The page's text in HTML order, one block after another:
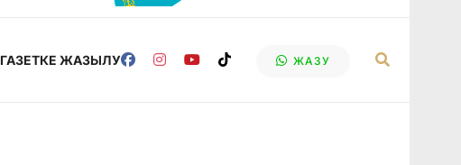
ГАЗЕТКЕ ЖАЗЫЛУ ЖАЗУ